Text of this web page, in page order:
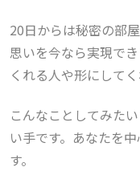
20日からは秘密の部屋
思いを今なら実現で
くれる人や形にして
こんなことしてみた
い手です。あなたを
す。